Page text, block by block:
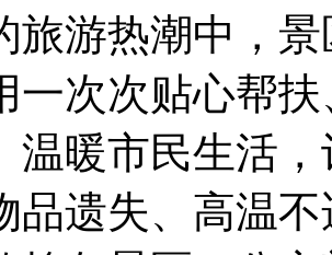
旅游热潮中，
一次次贴心帮
温暖市民生活
品遗失、高温